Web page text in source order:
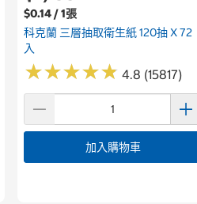
$0.14 / 1張
科克蘭 三層抽取衛生紙 120抽 X 72
入
★★★★★
★★★★★ 4.8 (15817)
加入購物車